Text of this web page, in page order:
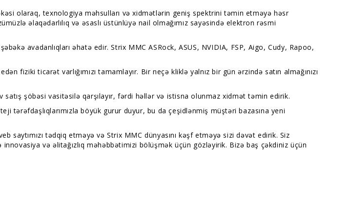
olaraq, texnologiya məhsulları və xidmətlərin geniş spektrini təmin etməyə həsr
əlaqədarlılıq və əsaslı üstünlüyə nail olmağımız sayəsində elektron rəsmi
avadanlıqları əhatə edir. Strix MMC ASRock, ASUS, NVIDIA, FSP, Aigo, Cudy, Rapoo,
fiziki ticarət varlığımızı tamamlayır. Bir neçə kliklə yalnız bir gün ərzində satın almağınızı
şöbəsi vasitəsilə qarşılayır, fərdi həllər və istisna olunmaz xidmət təmin edirik.
böyük gurur duyur, bu da çeşidlənmiş müştəri bazasına yeni
saytımızı tədqiq etməyə və Strix MMC dünyasını kəşf etməyə sizi dəvət edirik. Siz
və əlitağızlıq məhəbbətimizi bölüşmək üçün gözləyirik. Bizə baş çəkdiniz üçün